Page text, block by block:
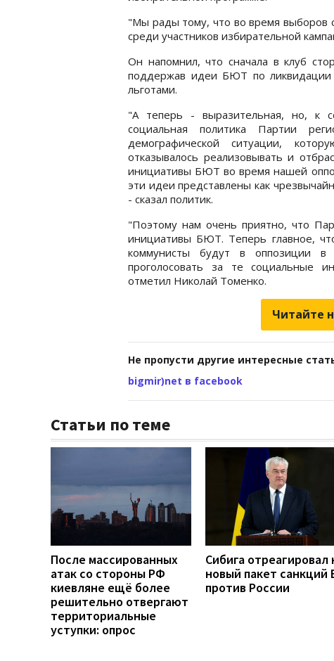
"Мы рады тому, что во время выборов
среди участников избирательной
Он напомнил, что сначала в клуб
поддержав идеи БЮТ по ликвидации
льготами.
"А теперь - выразительная, но, к
социальная политика Партии
демографической ситуации,
отказывалось реализовывать и
инициативы БЮТ во время нашей
эти идеи представлены как
- сказал политик.
"Поэтому нам очень приятно, что
инициативы БЮТ. Теперь главное,
коммунисты будут в оппозиции
проголосовать за те социальные
отметил Николай Томенко.
Читайте
Не пропусти другие интересные
bigmir)net в facebook
Статьи по теме
После массированных
атак со стороны РФ
киевляне ещё более
решительно отвергают
территориальные
уступки: опрос
Сибига отреагировал
новый пакет санкций
против России